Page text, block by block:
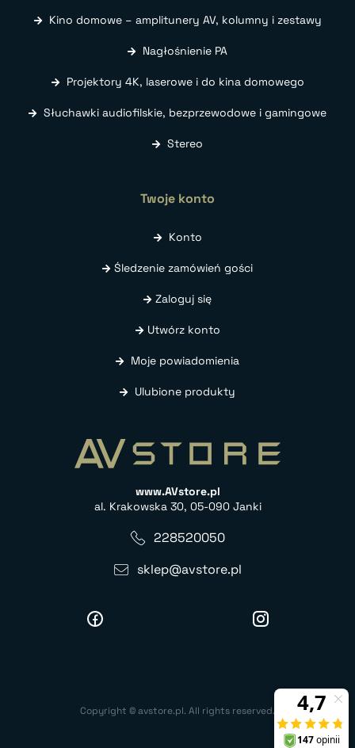
Kino domowe – amplitunery AV, kolumny i zestawy
Nagłośnienie PA
Projektory 4K, laserowe i do kina domowego
Słuchawki audiofilskie, bezprzewodowe i gamingowe
Stereo
Twoje konto
Konto
Śledzenie zamówień gości
Zaloguj się
Utwórz konto
Moje powiadomienia
Ulubione produkty
www.AVstore.pl
al. Krakowska 30, 05-090 Janki
228520050
sklep@avstore.pl
Copyright © avstore.pl. All rights reserved.